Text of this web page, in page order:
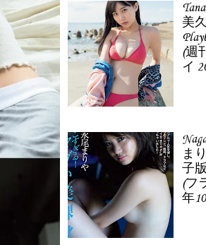
美
(週
イ
ま
子版
(フ
年